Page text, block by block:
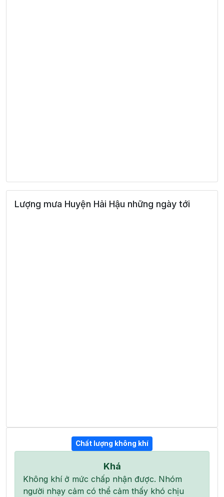
Lượng mưa Huyện Hải Hậu những ngày tới
Chất lượng không khí
Khá
Không khí ở mức chấp nhận được. Nhóm
người nhạy cảm có thể cảm thấy khó chịu